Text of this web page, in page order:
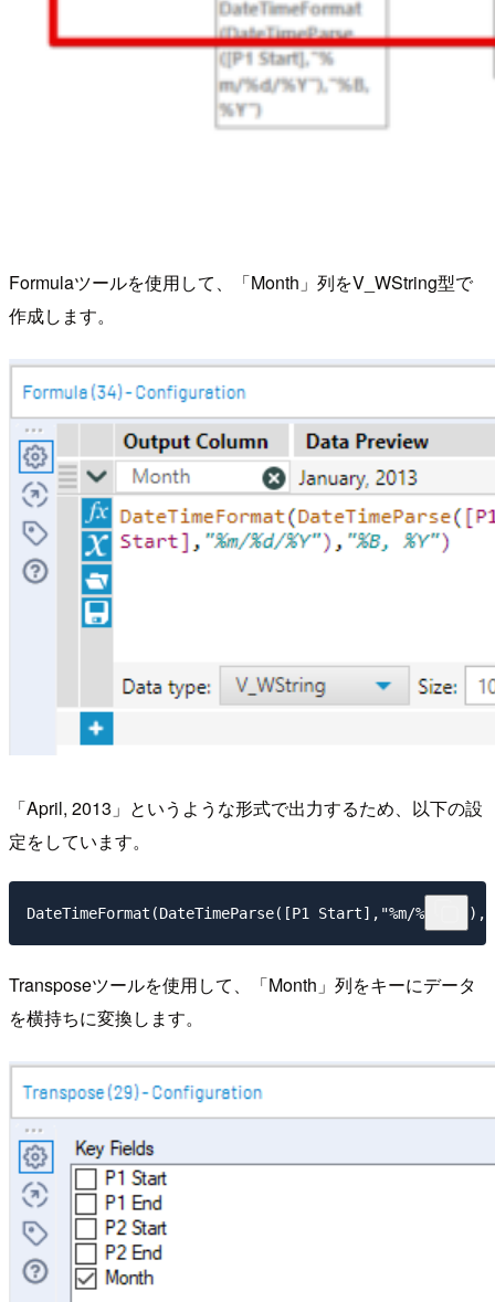
Formulaツールを使用して、「Month」列をV_WString型で
作成します。
「April, 2013」というような形式で出力するため、以下の設
定をしています。
DateTimeFormat(DateTimeParse([P1 Start],"%m/%d/
Transposeツールを使用して、「Month」列をキーにデータ
を横持ちに変換します。